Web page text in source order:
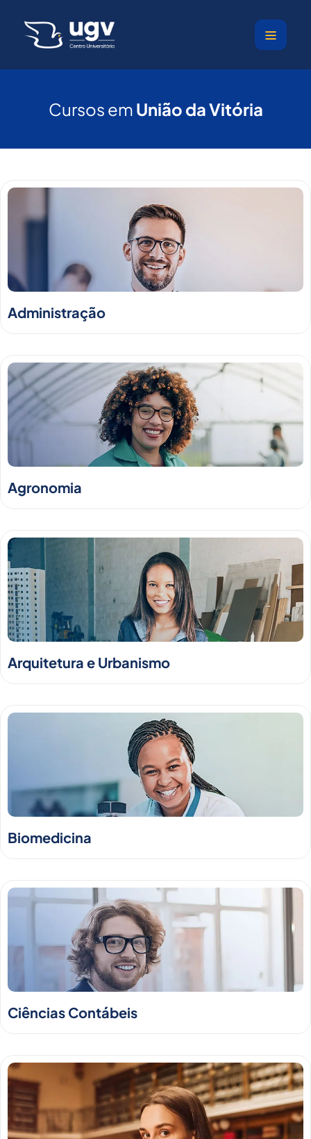
Cursos em União da Vitória
Administração
Agronomia
Arquitetura e Urbanismo
Biomedicina
Ciências Contábeis